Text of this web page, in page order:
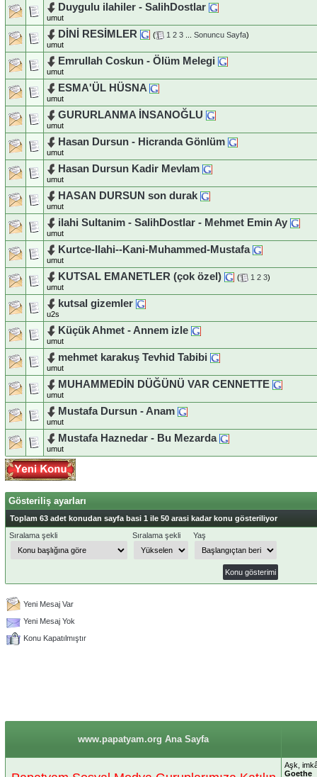
Duygulu ilahiler - SalihDostlar
umut
DİNİ RESİMLER ( 1 2 3 Sonuncu Sayfa)
umut
Emrullah Coskun - Ölüm Melegi
umut
ESMA'ÜL HÜSNA
umut
GURURLANMA İNSANOĞLU
umut
Hasan Dursun - Hicranda Gönlüm
umut
Hasan Dursun Kadir Mevlam
umut
HASAN DURSUN son durak
umut
ilahi Sultanim - SalihDostlar - Mehmet Emin Ay
umut
Kurtce-Ilahi--Kani-Muhammed-Mustafa
umut
KUTSAL EMANETLER (çok özel) ( 1 2 3)
umut
kutsal gizemler
u2s
Küçük Ahmet - Annem izle
umut
mehmet karakuş Tevhid Tabibi
umut
MUHAMMEDİN DÜĞÜNÜ VAR CENNETTE
umut
Mustafa Dursun - Anam
umut
Mustafa Haznedar - Bu Mezarda
umut
Gösteriliş ayarları
Toplam 63 adet konudan sayfa basi 1 ile 50 arasi kadar konu gösteriliyor
Sıralama şekli
Sıralama şekli Yaş
Yeni Mesaj Var
Yeni Mesaj Yok
Konu Kapatılmıştır
www.papatyam.org Ana Sayfa
Aşk,
Goethe